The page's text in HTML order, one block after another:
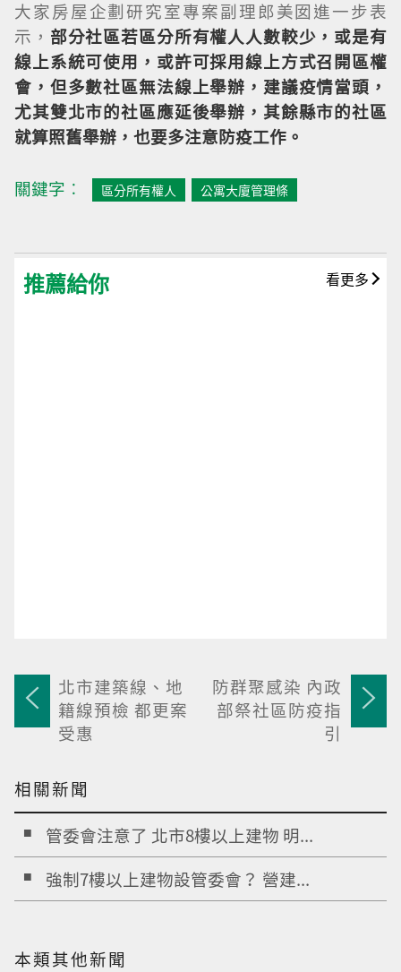
大家房屋企劃研究室專案副理郎美囡進一步表
示， 部分社區若區分所有權人人數較少，或是有
線上系統可使用，或許可採用線上方式召開區權
會，但多數社區無法線上舉辦，建議疫情當頭，
尤其雙北市的社區應延後舉辦，其餘縣市的社區
就算照舊舉辦，也要多注意防疫工作。
關鍵字︰ 區分所有權人 公寓大廈管理條
推薦給你 看更多
北市建築線、地
籍線預檢 都更案
受惠
防群聚感染 內政
部祭社區防疫指
引
相關新聞
管委會注意了 北市8樓以上建物 明...
強制7樓以上建物設管委會？ 營建...
本類其他新聞